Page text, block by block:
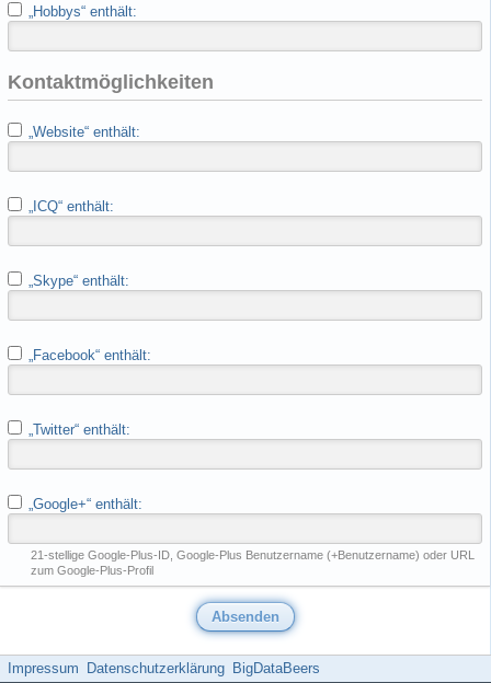
„Hobbys“ enthält:
Kontaktmöglichkeiten
„Website“ enthält:
„ICQ“ enthält:
„Skype“ enthält:
„Facebook“ enthält:
„Twitter“ enthält:
„Google+“ enthält:
21-stellige Google-Plus-ID, Google-Plus Benutzername (+Benutzername) oder URL
zum Google-Plus-Profil
Impressum Datenschutzerklärung BigDataBeers